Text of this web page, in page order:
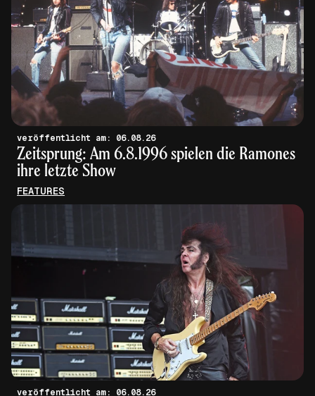
veröffentlicht am: 06.08.26
Zeitsprung: Am 6.8.1996 spielen die Ramones
ihre letzte Show
FEATURES
veröffentlicht am: 06.08.26